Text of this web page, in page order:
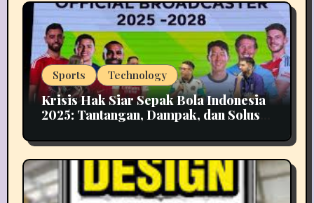
Sports Technology
Krisis Hak Siar Sepak Bola Indonesia
2025: Tantangan, Dampak, dan Solusi